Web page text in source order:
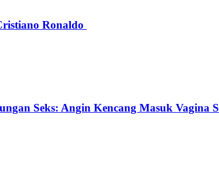
Ronaldo
Seks: Angin Kencang Masuk Vagina